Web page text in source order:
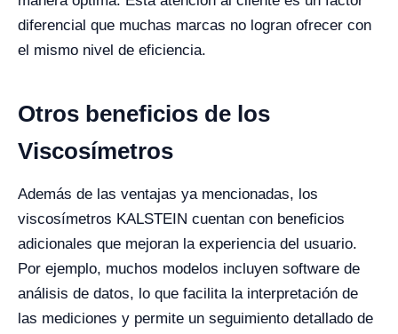
diferencial que muchas marcas no logran ofrecer con
el mismo nivel de eficiencia.
Otros beneficios de los
Viscosímetros
Además de las ventajas ya mencionadas, los
viscosímetros KALSTEIN cuentan con beneficios
adicionales que mejoran la experiencia del usuario.
Por ejemplo, muchos modelos incluyen software de
análisis de datos, lo que facilita la interpretación de
las mediciones y permite un seguimiento detallado de